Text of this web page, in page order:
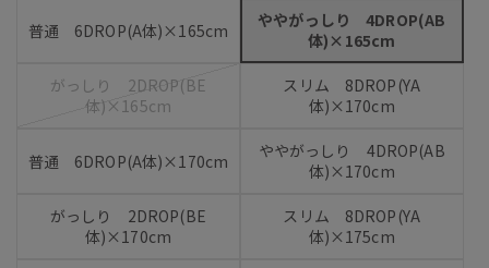
普通 6DROP(A体)×165cm
ややがっしり 4DROP(AB
体)×165cm
がっしり 2DROP(BE
体)×165cm
スリム 8DROP(YA
体)×170cm
普通 6DROP(A体)×170cm
ややがっしり 4DROP(AB
体)×170cm
がっしり 2DROP(BE
体)×170cm
スリム 8DROP(YA
体)×175cm